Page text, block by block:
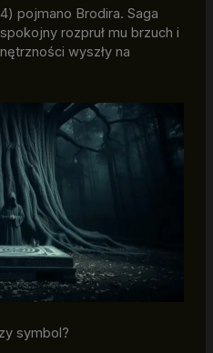
pojmano Brodira. Saga
rozpruł mu brzuch i
wyszły na
symbol?